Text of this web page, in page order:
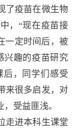
了疫苗在微生物
，“现在疫苗接
一定时间后，被
兴趣的疫苗研究
后，同学们感受
来很多启发，对
受益匪浅。
走进本科生课堂